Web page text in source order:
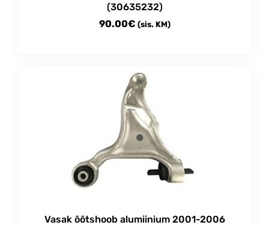
(30635232)
90.00€ (sis. KM)
Vasak õõtshoob alumiinium 2001-2006